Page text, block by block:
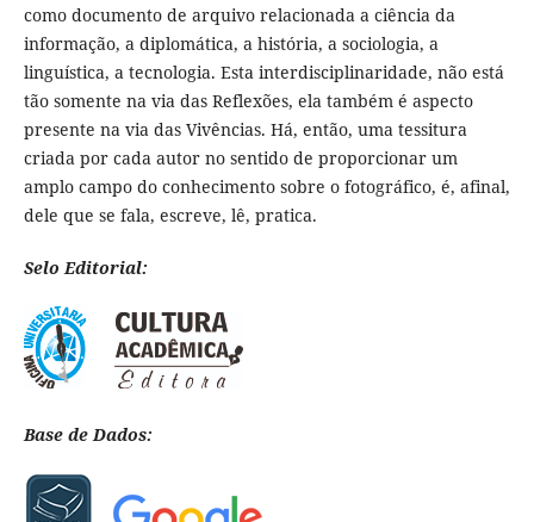
como documento de arquivo relacionada a ciência da
informação, a diplomática, a história, a sociologia, a
linguística, a tecnologia. Esta interdisciplinaridade, não está
tão somente na via das Reflexões, ela também é aspecto
presente na via das Vivências. Há, então, uma tessitura
criada por cada autor no sentido de proporcionar um
amplo campo do conhecimento sobre o fotográfico, é, afinal,
dele que se fala, escreve, lê, pratica.
Selo Editorial:
Base de Dados: